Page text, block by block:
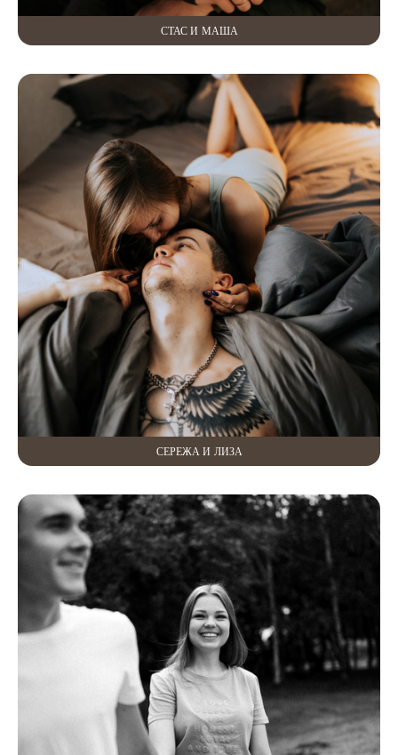
СТАС И МАША
СЕРЕЖА И ЛИЗА